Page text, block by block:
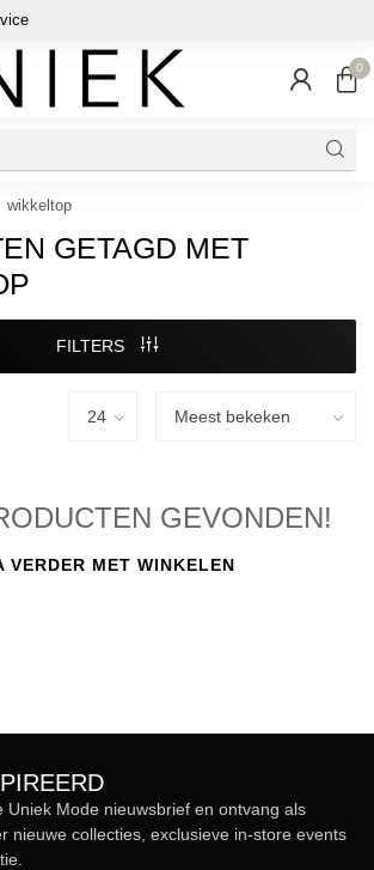
0
wikkeltop
GETAGD MET
FILTERS
GEVONDEN!
VERDER MET WINKELEN
Uniek Mode nieuwsbrief en ontvang als
nieuwe collecties, exclusieve in-store events